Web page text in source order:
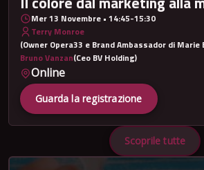
Mer 13 Novembre • 14:45-15:30
Terry Monroe
(Owner Opera33 e Brand Ambassador di Marie
Bruno Vanzan(Ceo BV Holding)
Online
Guarda la registrazione
Scoprile tutte